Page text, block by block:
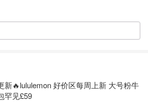
新🔥lululemon 好价区每周上新 大号粉牛
罕见£59